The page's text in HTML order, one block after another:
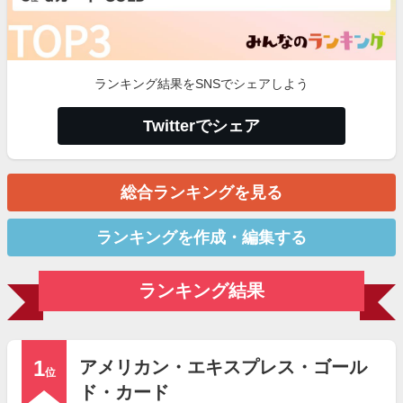
ランキング結果をSNSでシェアしよう
Twitterでシェア
総合ランキングを見る
ランキングを作成・編集する
ランキング結果
1位
アメリカン・エキスプレス・ゴール
ド・カード